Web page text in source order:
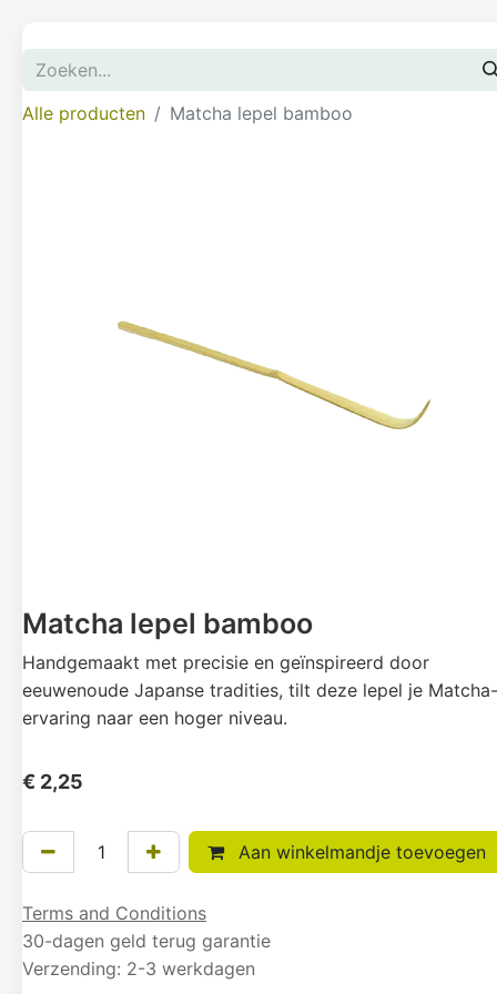
Alle producten Matcha lepel bamboo
Matcha lepel bamboo
Handgemaakt met precisie en geïnspireerd door
eeuwenoude Japanse tradities, tilt deze lepel je Matcha-
ervaring naar een hoger niveau.
€ 2,25
Aan winkelmandje toevoegen
Terms and Conditions
30-dagen geld terug garantie
Verzending: 2-3 werkdagen